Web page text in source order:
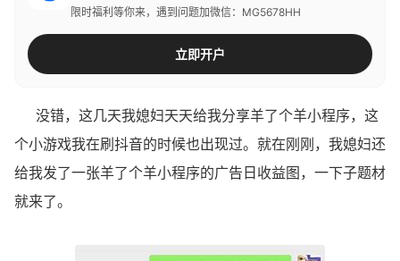
限时福利等你来，遇到问题加微信：MG5678HH
立即开户
没错，这几天我媳妇天天给我分享羊了个羊小程序，这
个小游戏我在刷抖音的时候也出现过。就在刚刚，我媳妇还
给我发了一张羊了个羊小程序的广告日收益图，一下子题材
就来了。